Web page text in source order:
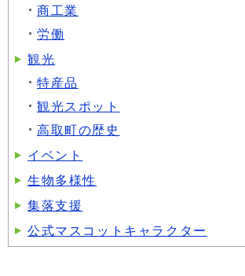
商工業
労働
観光
特産品
観光スポット
高取町の歴史
イベント
生物多様性
集落支援
公式マスコットキャラクター